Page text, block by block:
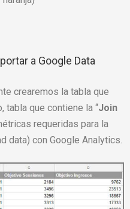
a Google Data
crearemos la tabla que
tabla que contiene la “Join
requeridas para la
data) con Google Analytics.